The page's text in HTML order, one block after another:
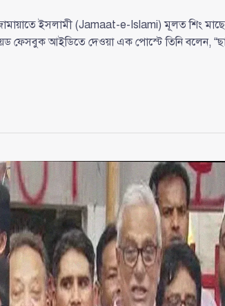
ইসলামী (Jamaat-e-Islami) মূলত শিং
ফেসবুক আইডিতে দেওয়া এক পোস্টে তিনি বলেন,